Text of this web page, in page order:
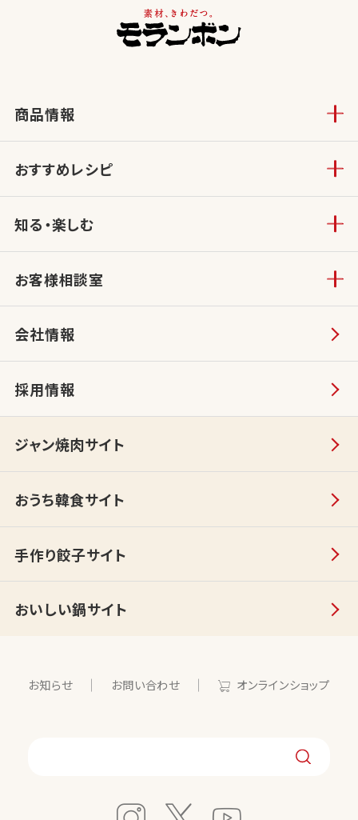
商品情報
おすすめレシピ
知る・楽しむ
お客様相談室
会社情報
採用情報
ジャン焼肉サイト
おうち韓食サイト
手作り餃子サイト
おいしい鍋サイト
お知らせ お問い合わせ オンラインショップ